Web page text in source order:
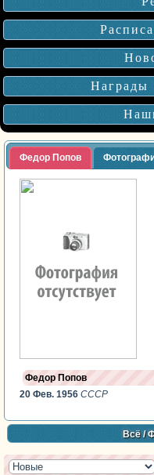
Федор Попов
Федор Попов
20 Фев. 1956СССР
Всё/